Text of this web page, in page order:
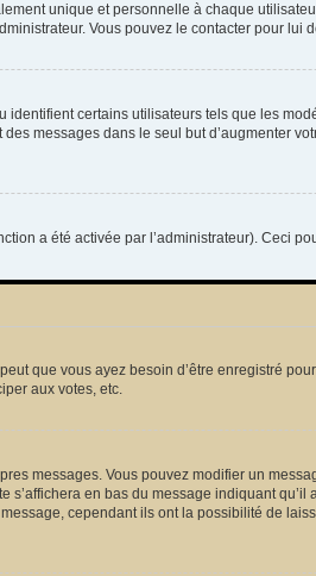
unique et personnelle à chaque
Vous pouvez le contacter pour lui
certains utilisateurs tels que les
messages dans le seul but d’augmenter
a été activée par l’administrateur). Ceci
que vous ayez besoin d’être enregistré
aux votes, etc.
messages. Vous pouvez modifier un
en bas du message indiquant
cependant ils ont la possibilité de